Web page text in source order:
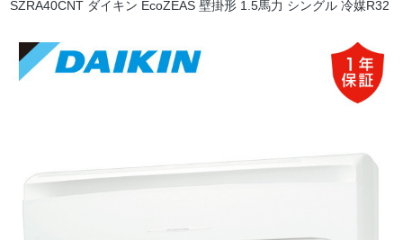
SZRA40CNT ダイキン EcoZEAS 壁掛形 1.5馬力 シングル 冷媒R32